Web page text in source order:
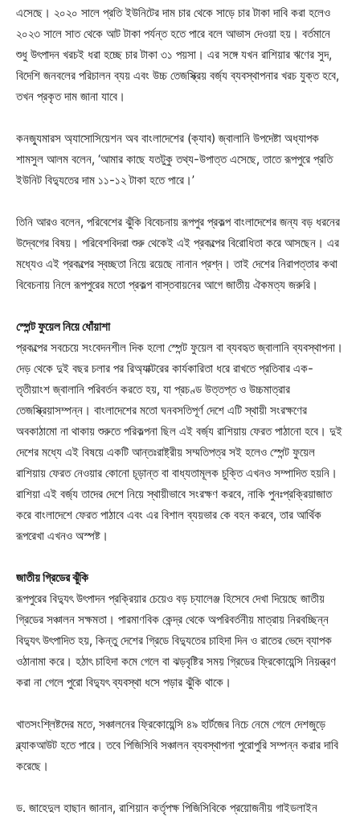
এসেছে। ২০২০ সালে প্রতি ইউনিটের দাম চার থেকে সাড়ে চার টাকা দাবি করা হলেও
২০২৩ সালে সাত থেকে আট টাকা পর্যন্ত হতে পারে বলে আভাস দেওয়া হয়। বর্তমানে
শুধু উৎপাদন খরচই ধরা হচ্ছে চার টাকা ৩১ পয়সা। এর সঙ্গে যখন রাশিয়ার ঋণের সুদ,
বিদেশি জনবলের পরিচালন ব্যয় এবং উচ্চ তেজস্ক্রিয় বর্জ্য ব্যবস্থাপনার খরচ যুক্ত হবে,
তখন প্রকৃত দাম জানা যাবে।
কনজ্যুমারস অ্যাসোসিয়েশন অব বাংলাদেশের (ক্যাব) জ্বালানি উপদেষ্টা অধ্যাপক
শামসুল আলম বলেন, ‘আমার কাছে যতটুকু তথ্য-উপাত্ত এসেছে, তাতে রূপপুরে প্রতি
ইউনিট বিদ্যুতের দাম ১১-১২ টাকা হতে পারে।’
তিনি আরও বলেন, পরিবেশের ঝুঁকি বিবেচনায় রূপপুর প্রকল্প বাংলাদেশের জন্য বড় ধরনের
উদ্বেগের বিষয়। পরিবেশবিদরা শুরু থেকেই এই প্রকল্পের বিরোধিতা করে আসছেন। এর
মধ্যেও এই প্রকল্পের স্বচ্ছতা নিয়ে রয়েছে নানান প্রশ্ন। তাই দেশের নিরাপত্তার কথা
বিবেচনায় নিলে রূপপুরের মতো প্রকল্প বাস্তবায়নের আগে জাতীয় ঐকমত্য জরুরি।
স্পেন্ট ফুয়েল নিয়ে ধোঁয়াশা
প্রকল্পের সবচেয়ে সংবেদনশীল দিক হলো স্পেন্ট ফুয়েল বা ব্যবহৃত জ্বালানি ব্যবস্থাপনা।
দেড় থেকে দুই বছর চলার পর রিঅ্যাক্টরের কার্যকারিতা ধরে রাখতে প্রতিবার এক-
তৃতীয়াংশ জ্বালানি পরিবর্তন করতে হয়, যা প্রচণ্ড উত্তপ্ত ও উচ্চমাত্রার
তেজস্ক্রিয়াসম্পন্ন। বাংলাদেশের মতো ঘনবসতিপূর্ণ দেশে এটি স্থায়ী সংরক্ষণের
অবকাঠামো না থাকায় শুরুতে পরিকল্পনা ছিল এই বর্জ্য রাশিয়ায় ফেরত পাঠানো হবে। দুই
দেশের মধ্যে এই বিষয়ে একটি আন্তঃরাষ্ট্রীয় সম্মতিপত্র সই হলেও স্পেন্ট ফুয়েল
রাশিয়ায় ফেরত নেওয়ার কোনো চূড়ান্ত বা বাধ্যতামূলক চুক্তি এখনও সম্পাদিত হয়নি।
রাশিয়া এই বর্জ্য তাদের দেশে নিয়ে স্থায়ীভাবে সংরক্ষণ করবে, নাকি পুনঃপ্রক্রিয়াজাত
করে বাংলাদেশে ফেরত পাঠাবে এবং এর বিশাল ব্যয়ভার কে বহন করবে, তার আর্থিক
রূপরেখা এখনও অস্পষ্ট।
জাতীয় গ্রিডের ঝুঁকি
রূপপুরের বিদ্যুৎ উৎপাদন প্রক্রিয়ার চেয়েও বড় চ্যালেঞ্জ হিসেবে দেখা দিয়েছে জাতীয়
গ্রিডের সঞ্চালন সক্ষমতা। পারমাণবিক কেন্দ্র থেকে অপরিবর্তনীয় মাত্রায় নিরবচ্ছিন্ন
বিদ্যুৎ উৎপাদিত হয়, কিন্তু দেশের গ্রিডে বিদ্যুতের চাহিদা দিন ও রাতের ভেদে ব্যাপক
ওঠানামা করে। হঠাৎ চাহিদা কমে গেলে বা ঝড়বৃষ্টির সময় গ্রিডের ফ্রিকোয়েন্সি নিয়ন্ত্রণ
করা না গেলে পুরো বিদ্যুৎ ব্যবস্থা ধসে পড়ার ঝুঁকি থাকে।
খাতসংশ্লিষ্টদের মতে, সঞ্চালনের ফ্রিকোয়েন্সি ৪৯ হার্টজের নিচে নেমে গেলে দেশজুড়ে
ব্ল্যাকআউট হতে পারে। তবে পিজিসিবি সঞ্চালন ব্যবস্থাপনা পুরোপুরি সম্পন্ন করার দাবি
করেছে।
ড. জাহেদুল হাছান জানান, রাশিয়ান কর্তৃপক্ষ পিজিসিবিকে প্রয়োজনীয় গাইডলাইন